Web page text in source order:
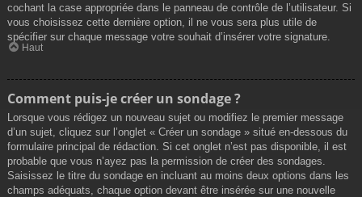
cochant la case appropriée dans le panneau de contrôle de l’utilisateur. Si
vous choisissez cette dernière option, il ne vous sera plus utile de
spécifier sur chaque message votre souhait d’insérer votre signature.
Haut
Comment puis-je créer un sondage ?
Lorsque vous rédigez un nouveau sujet ou modifiez le premier message
d’un sujet, cliquez sur l’onglet « Créer un sondage » situé en-dessous du
formulaire principal de rédaction. Si cet onglet n’est pas disponible, il est
probable que vous n’ayez pas la permission de créer des sondages.
Saisissez le titre du sondage en incluant au moins deux options dans les
champs adéquats, chaque option devant être insérée sur une nouvelle